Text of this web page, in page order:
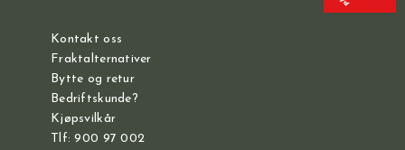
Kontakt oss
Fraktalternativer
Bytte og retur
Bedriftskunde?
Kjøpsvilkår
Tlf: 900 97 002